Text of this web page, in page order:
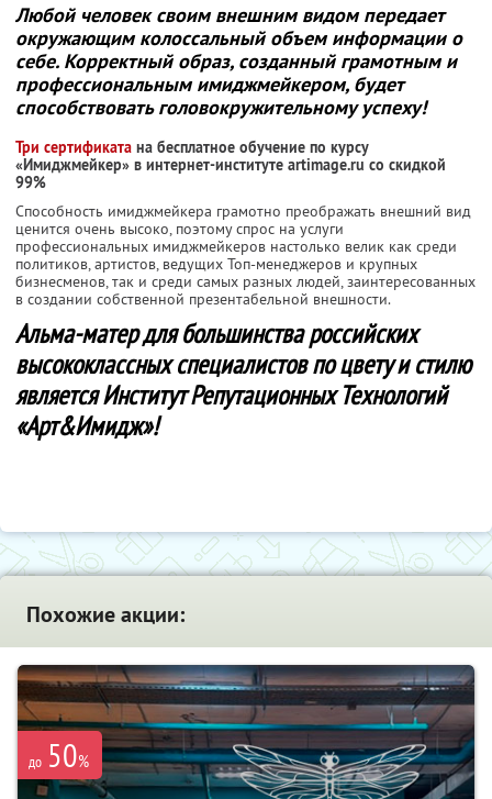
Любой человек своим внешним видом передает
окружающим колоссальный объем информации о
себе. Корректный образ, созданный грамотным и
профессиональным имиджмейкером, будет
способствовать головокружительному успеху!
Три сертификата на бесплатное обучение по курсу
«Имиджмейкер» в интернет-институте artimage.ru со скидкой
99%
Способность имиджмейкера грамотно преображать внешний вид
ценится очень высоко, поэтому спрос на услуги
профессиональных имиджмейкеров настолько велик как среди
политиков, артистов, ведущих Топ-менеджеров и крупных
бизнесменов, так и среди самых разных людей, заинтересованных
в создании собственной презентабельной внешности.
Альма-матер для большинства российских
высококлассных специалистов по цвету и стилю
является Институт Репутационных Технологий
«Арт&Имидж»!
Похожие акции:
до 50%